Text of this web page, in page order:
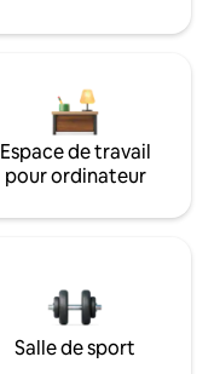
Espace de travail
pour ordinateur
Salle de sport